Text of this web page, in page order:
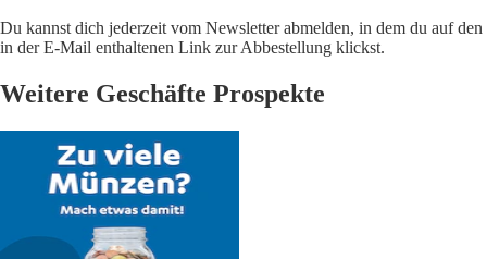
Du kannst dich jederzeit vom Newsletter abmelden, in dem du auf den
in der E-Mail enthaltenen Link zur Abbestellung klickst.
Weitere Geschäfte Prospekte